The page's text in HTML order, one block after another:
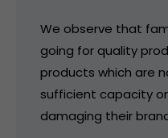
We observe that
going for quality
products which are
sufficient capacity
damaging their